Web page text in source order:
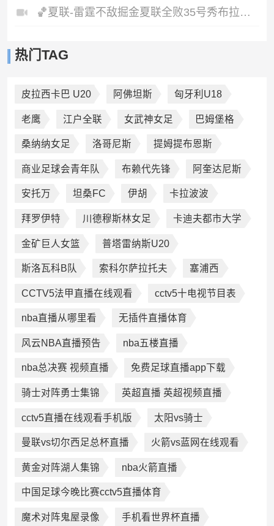
🏀夏联-雷霆不敌掘金夏联全败35号秀布拉齐尔32+6马拉14+7+6
热门TAG
皮拉西卡巴 U20 阿佛坦斯 匈牙利U18
老鹰 江户全联 女武神女足 巴姆堡格
桑纳纳女足 洛哥尼斯 提姆提布恩斯
商业足球会青年队 布赖代先锋 阿奎达尼斯
安托万 坦桑FC 伊胡 卡拉波波
拜罗伊特 川德穆斯林女足 卡迪夫都市大学
金矿巨人女篮 普塔雷纳斯U20
斯洛瓦科B队 索科尔萨拉托夫 塞浦西
CCTV5法甲直播在线观看 cctv5十电视节目表
nba直播从哪里看 无插件直播体育
风云NBA直播预告 nba五楼直播
nba总决赛 视频直播 免费足球直播app下载
骑士对阵勇士集锦 英超直播 英超视频直播
cctv5直播在线观看手机版 太阳vs骑士
曼联vs切尔西足总杯直播 火箭vs蓝网在线观看
黄金对阵湖人集锦 nba火箭直播
中国足球今晚比赛cctv5直播体育
魔术对阵鬼屋录像 手机看世界杯直播